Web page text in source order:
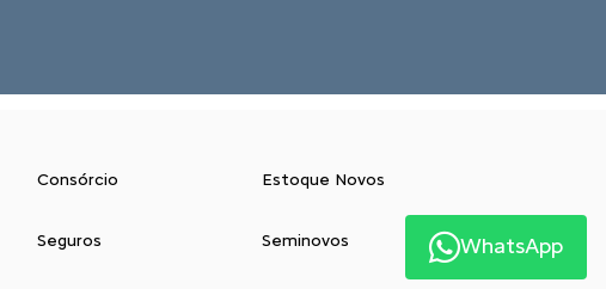
Consórcio
Seguros
Estoque Novos
Seminovos WhatsApp